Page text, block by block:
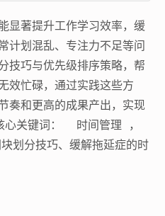
显著提升工作学习效率，缓
计划混乱、专注力不足等问
技巧与优先级排序策略，帮
效忙碌，通过实践这些方
奏和更高的成果产出，实现
关键词： 时间管理 ，
分技巧、缓解拖延症的时